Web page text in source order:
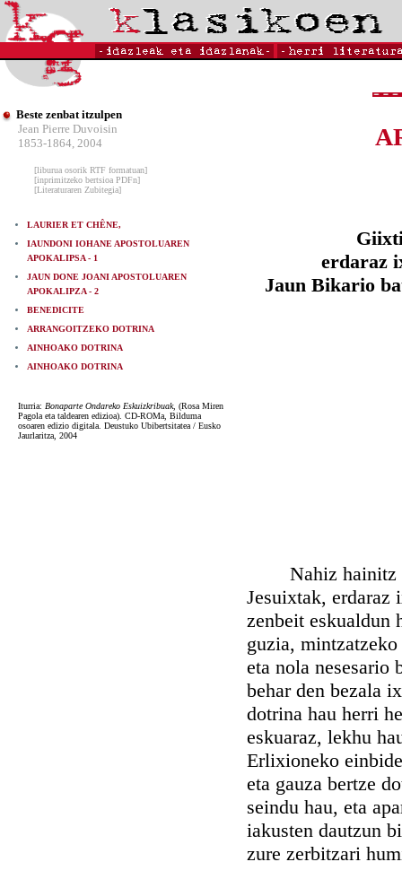
Beste zenbat itzulpen
Jean Pierre Duvoisin
1853-1864, 2004
[liburua osorik RTF formatuan]
[inprimitzeko bertsioa PDFn]
[Literaturaren Zubitegia]
LAURIER ET CHÊNE,
IAUNDONI IOHANE APOSTOLUAREN
APOKALIPSA - 1
JAUN DONE JOANI APOSTOLUAREN
APOKALIPZA - 2
BENEDICITE
ARRANGOITZEKO DOTRINA
AINHOAKO DOTRINA
AINHOAKO DOTRINA
Iturria: Bonaparte Ondareko Eskuizkribuak, (Rosa Miren
Pagola eta taldearen edizioa). CD-ROMa, Bilduma
osoaren edizio digitala. Deustuko Ubibertsitatea / Eusko
Jaurlaritza, 2004
erdaraz
Jaun Bikario
Nahiz hainitz
Jesuixtak,
zenbeit eskualdun
guzia,
eta nola
behar den bezala
dotrina hau herri
eskuaraz, lekhu
Erlixioneko
eta gauza bertze
seindu hau, eta
iakusten dautzun
zure zerbitzari